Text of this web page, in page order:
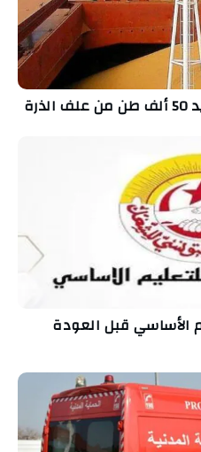
الأساسي قبل العودة